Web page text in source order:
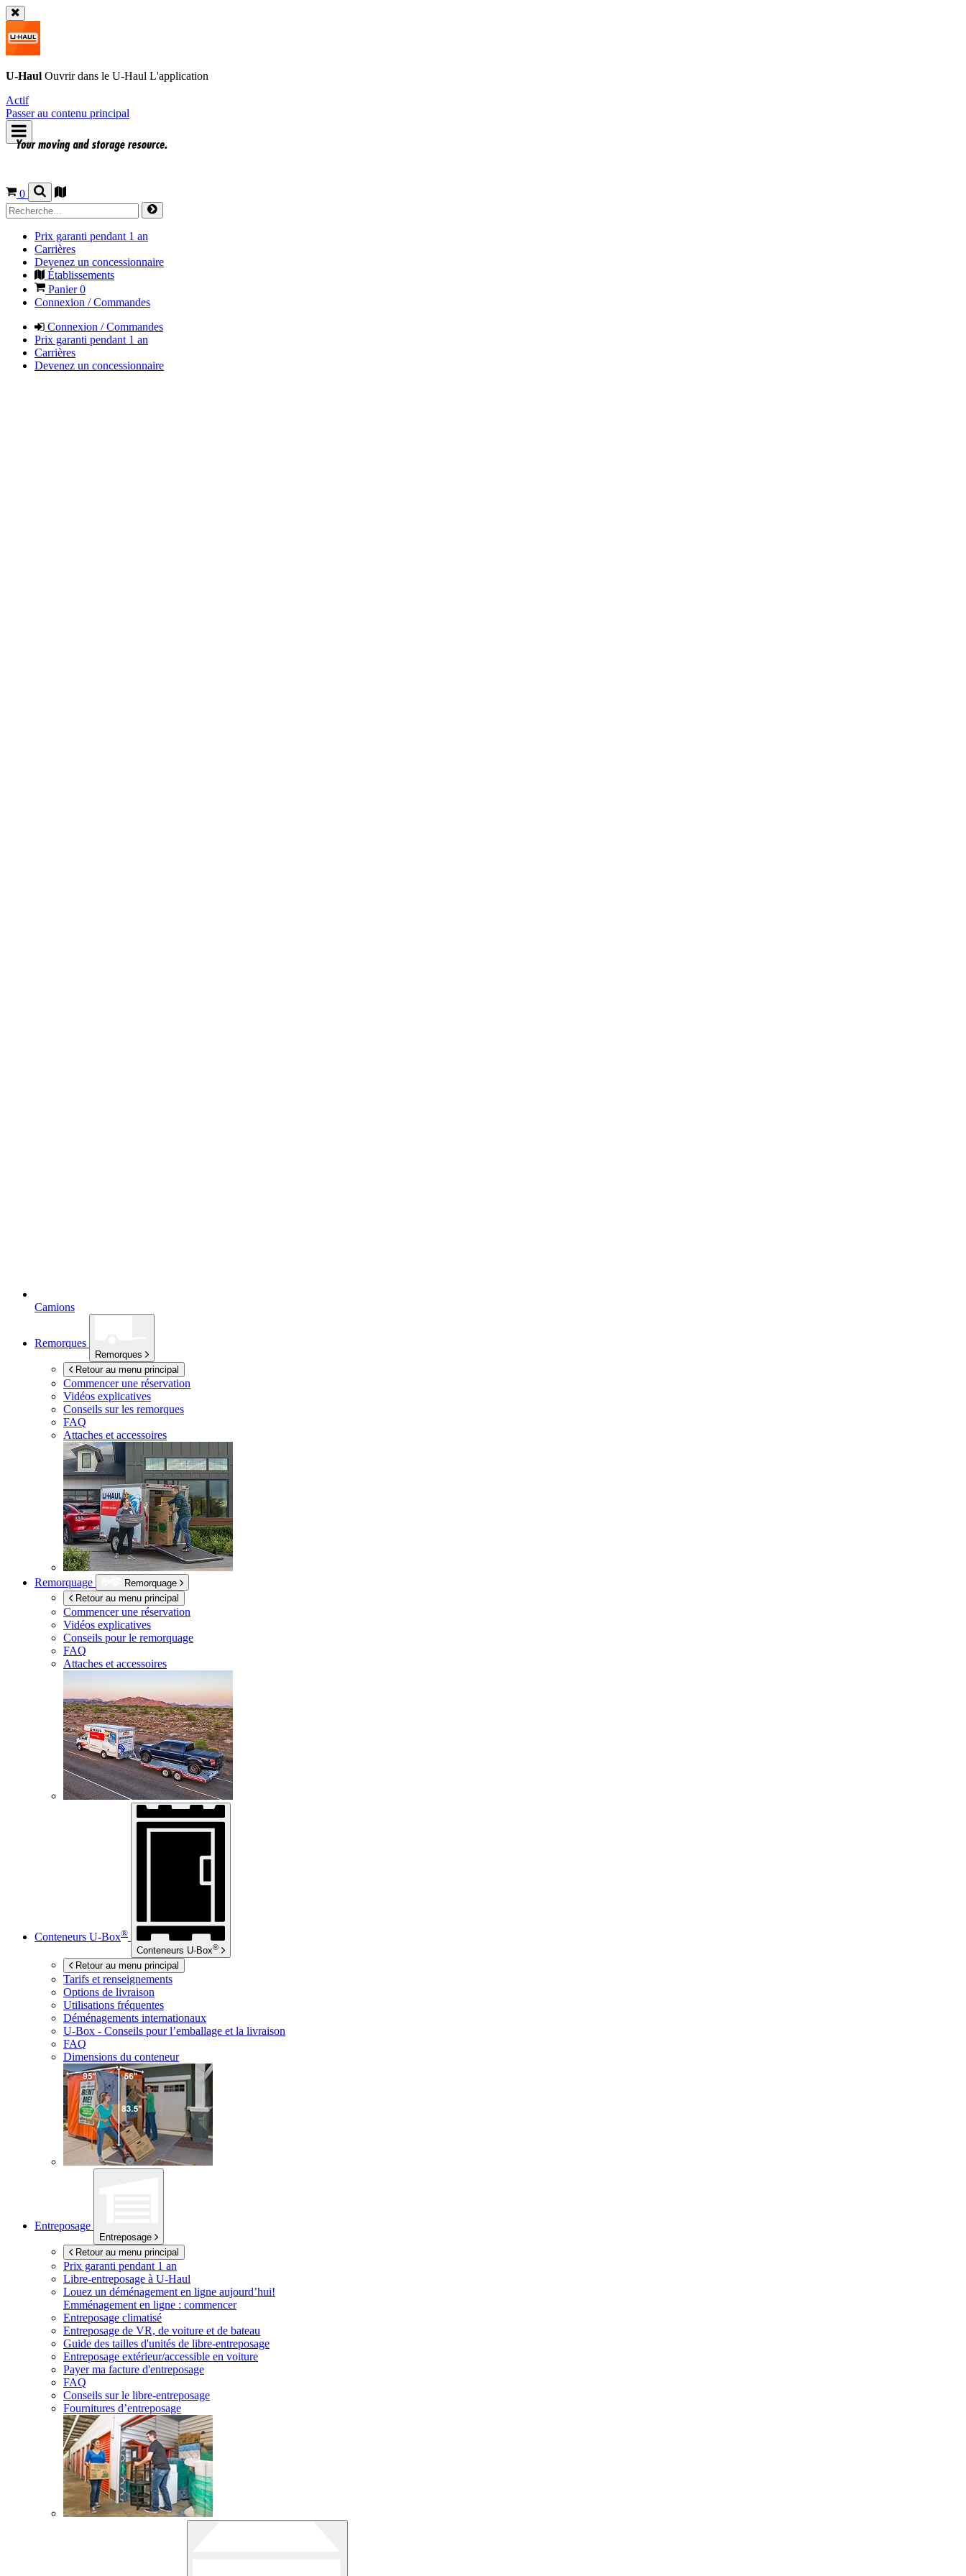
U-Haul Ouvrir dans le U-Haul L'application
Actif
Passer au contenu principal
0
Prix garanti pendant 1 an
Carrières
Devenez un concessionnaire
Établissements
Panier0
Connexion / Commandes
Connexion / Commandes
Prix garanti pendant 1 an
Carrières
Devenez un concessionnaire
Camions
Remorques
Remorques
Retour au menu principal
Commencer une réservation
Vidéos explicatives
Conseils sur les remorques
FAQ
Attaches et accessoires
Remorquage
Remorquage
Retour au menu principal
Commencer une réservation
Vidéos explicatives
Conseils pour le remorquage
FAQ
Attaches et accessoires
Conteneurs U-Box®
Conteneurs U-Box®
Retour au menu principal
Tarifs et renseignements
Options de livraison
Utilisations fréquentes
Déménagements internationaux
U-Box - Conseils pour l’emballage et la livraison
FAQ
Dimensions du conteneur
Entreposage
Entreposage
Retour au menu principal
Prix garanti pendant 1 an
Libre-entreposage à U-Haul
Louez un déménagement en ligne aujourd’hui!
Emménagement en ligne : commencer
Entreposage climatisé
Entreposage de VR, de voiture et de bateau
Guide des tailles d'unités de libre-entreposage
Entreposage extérieur/accessible en voiture
Payer ma facture d'entreposage
FAQ
Conseils sur le libre-entreposage
Fournitures d’entreposage